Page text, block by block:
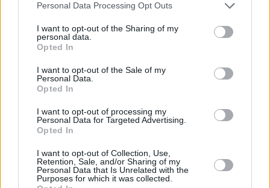
negar su consentimiento. Tenga en cuenta que algún
de su consentimiento, pero usted tiene el derecho de
rechazar tal procesamiento. Sus preferencias se aplicarán
cualquier momento entrando de nuevo en este sitio web o
visitando nuestra política de privacidad.
Personal Data Processing Opt Outs
I want to opt-out of the Sharing of my
personal data.
Opted In
I want to opt-out of the Sale of my
Personal Data.
Opted In
I want to opt-out of processing my
Personal Data for Targeted Advertising.
Opted In
I want to opt-out of Collection, Use,
Retention, Sale, and/or Sharing of my
Personal Data that Is Unrelated with the
Purposes for which it was collected.